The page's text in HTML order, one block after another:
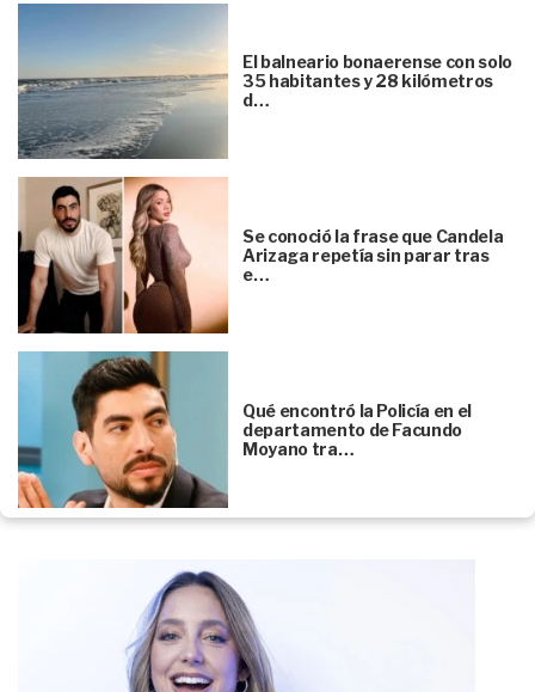
El balneario bonaerense con solo
35 habitantes y 28 kilómetros
d…
Se conoció la frase que Candela
Arizaga repetía sin parar tras
e…
Qué encontró la Policía en el
departamento de Facundo
Moyano tra…